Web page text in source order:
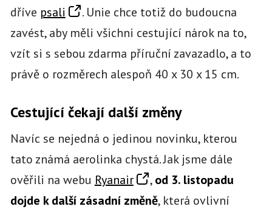
dříve psali
. Unie chce totiž do budoucna
zavést, aby měli všichni cestující nárok na to,
vzít si s sebou zdarma příruční zavazadlo, a to
právě o rozměrech alespoň 40 x 30 x 15 cm.
Cestující čekají další změny
Navíc se nejedná o jedinou novinku, kterou
tato známá aerolinka chystá. Jak jsme dále
ověřili na webu Ryanair ,od 3. listopadu
dojde k další zásadní změně, která ovlivní